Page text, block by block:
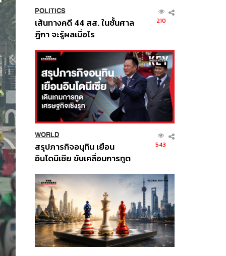
POLITICS
เส้นทางคดี 44 สส. ในชั้นศาล
ฎีกา จะรู้ผลเมื่อไร
210
WORLD
สรุปภารกิจอนุทิน เยือน
อินโดนีเซีย ขับเคลื่อนการทูต
ส่วนยุทธศาสตร์ไทย –
อินโดนีเซีย
543